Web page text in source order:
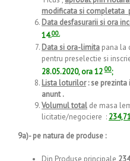
modificata si completata
Data desfasurarii si ora
14.00.
Data si ora-limita pana la
pentru preselectie si
28.05.2020, ora 12 00;
Lista loturilor: se prezinta
anunt .
Volumul total de masa
licitatie/negociere :
9a)- pe natura de produse :
Din Produse principale